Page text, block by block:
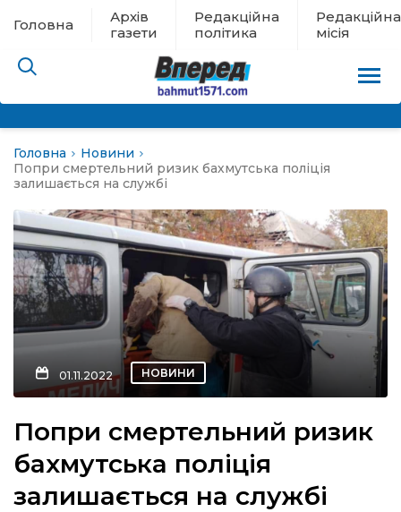
Головна
Архів
газети
Редакційна
політика
Редакційна
місія
евакуації
новини
Головна
Новини
Попри смертельний ризик бахмутська поліція
залишається на службі
01.11.2022 НОВИНИ
Попри смертельний ризик
бахмутська поліція
залишається на службі